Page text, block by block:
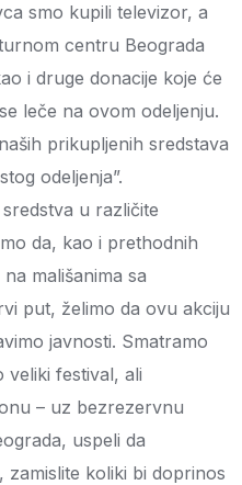
smo kupili televizor, a
centru Beograda
i druge donacije koje će
leče na ovom odeljenju.
prikupljenih sredstava
odeljenja”.
u različite
da, kao i prethodnih
mališanima sa
put, želimo da ovu akciju
javnosti. Smatramo
veliki festival, ali
– uz bezrezervnu
uspeli da
koliki bi doprinos